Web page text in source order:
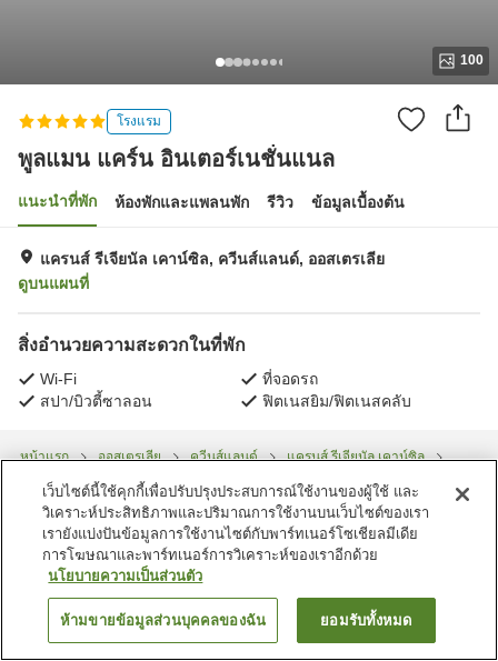
100
โรงแรม
พูลแมน แคร์น อินเตอร์เนชั่นแนล
แนะนำที่พัก ห้องพักและแพลนพัก รีวิว ข้อมูลเบื้องต้น
แครนส์ รีเจียนัล เคาน์ซิล, ควีนส์แลนด์, ออสเตรเลีย
ดูบนแผนที่
สิ่งอำนวยความสะดวกในที่พัก
Wi-Fi
ที่จอดรถ
สปา/บิวตี้ซาลอน
ฟิตเนสยิม/ฟิตเนสคลับ
หน้าแรก ออสเตรเลีย ควีนส์แลนด์
แครนส์ รีเจียนัล เคาน์ซิล
พูลแมน แคร์น อินเตอร์เนชั่นแนล
ค้นหาห้องพัก
เว็บไซต์นี้ใช้คุกกี้เพื่อปรับปรุงประสบการณ์ใช้งานของผู้ใช้ และ
วิเคราะห์ประสิทธิภาพและปริมาณการใช้งานบนเว็บไซต์ของเรา
เรายังแบ่งปันข้อมูลการใช้งานไซต์กับพาร์ทเนอร์โซเชียลมีเดีย
การโฆษณาและพาร์ทเนอร์การวิเคราะห์ของเราอีกด้วย
นโยบายความเป็นส่วนตัว
ห้ามขายข้อมูลส่วนบุคคลของฉัน ยอมรับทั้งหมด